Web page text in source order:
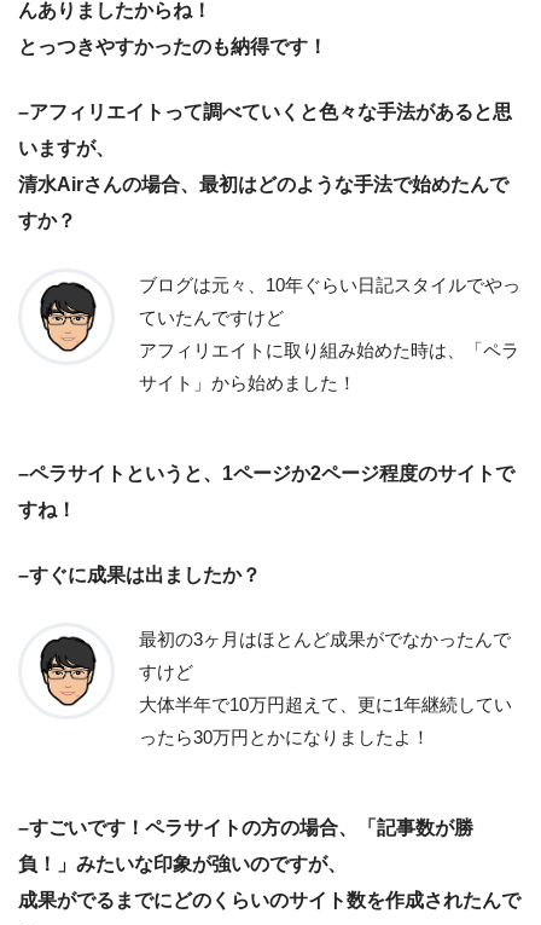
んありましたからね！
とっつきやすかったのも納得です！
–アフィリエイトって調べていくと色々な手法があると思
いますが、
清水Airさんの場合、最初はどのような手法で始めたんで
すか？
ブログは元々、10年ぐらい日記スタイルでやっ
ていたんですけど
アフィリエイトに取り組み始めた時は、「ペラ
サイト」から始めました！
–ペラサイトというと、1ページか2ページ程度のサイトで
すね！
–すぐに成果は出ましたか？
最初の3ヶ月はほとんど成果がでなかったんで
すけど
大体半年で10万円超えて、更に1年継続してい
ったら30万円とかになりましたよ！
–すごいです！ペラサイトの方の場合、「記事数が勝
負！」みたいな印象が強いのですが、
成果がでるまでにどのくらいのサイト数を作成されたんで